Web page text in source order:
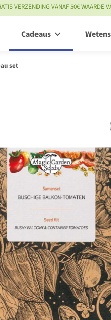
VERZENDING VANAF 50€ WAARDE
Cadeaus
set